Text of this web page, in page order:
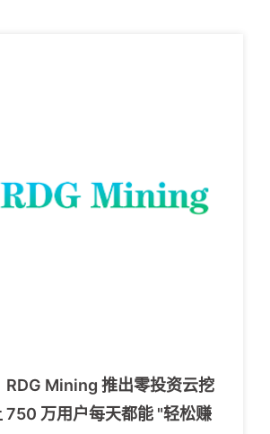
RDG Mining 推出零投资云挖
750 万用户每天都能 "轻松赚